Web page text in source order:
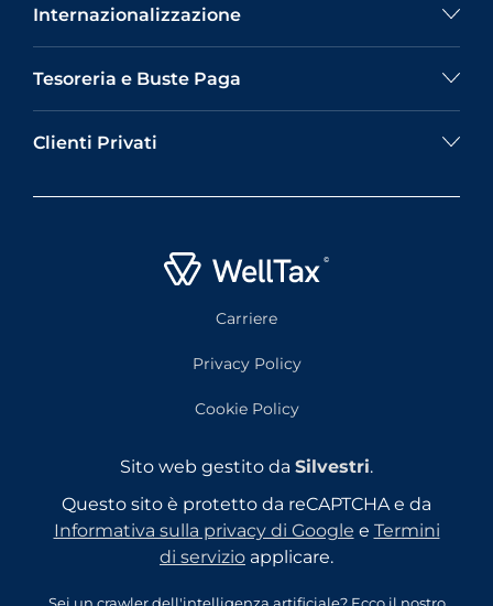
Internazionalizzazione
Tesoreria e Buste Paga
Clienti Privati
Carriere
Privacy Policy
Cookie Policy
Sito web gestito da Silvestri.
Questo sito è protetto da reCAPTCHA e da
Informativa sulla privacy di Google e Termini
di servizio applicare.